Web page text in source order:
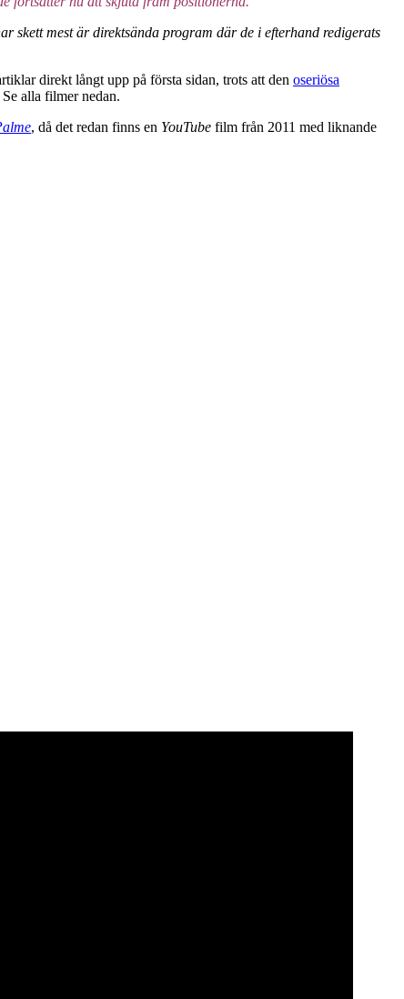
skett mest är direktsända program där de i efterhand redigerats
direkt långt upp på första sidan, trots att den oseriösa
alla filmer nedan.
, då det redan finns en YouTube film från 2011 med liknande